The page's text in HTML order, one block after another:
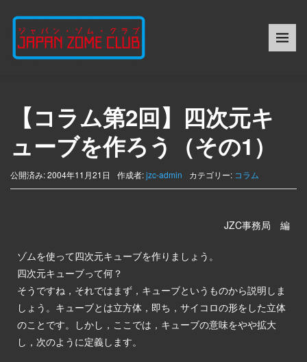
【コラム第2回】四次元キ
ューブを作ろう（その1）
公開済み: 2004年11月21日 作成者:jzc-admin カテゴリー: コラム
JZC事務局 編
ゾムを使って四次元キューブを作りましょう。
四次元キューブって何？
そうですね，それではまず，キューブというものから説明しま
しょう。キューブとは立方体，即ち，サイコロの形をした立体
のことです。しかし，ここでは，キューブの意味をやや拡大
し，次のように定義します。